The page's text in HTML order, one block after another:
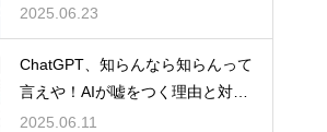
すれ違い
2025.06.23
ChatGPT、知らんなら知らんって
言えや！AIが嘘をつく理由と対策
方法について
2025.06.11